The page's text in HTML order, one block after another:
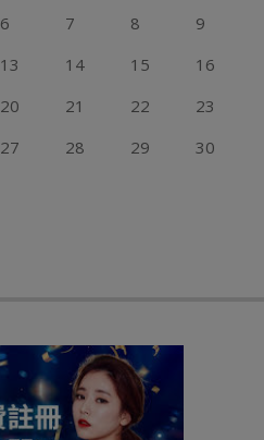
6 7 8
9
13 14 15
16
20 21 22
23
27 28 29
30